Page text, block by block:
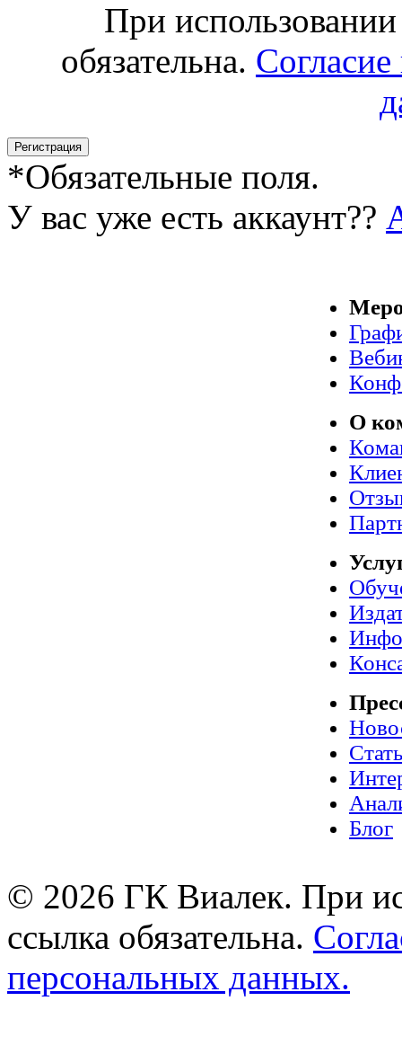
При
обязательна.
*Обязательные поля.
У вас уже есть аккаунт??
О
Блог
© 2026 ГК Виалек. При
ссылка обязательна.
персональных данных.